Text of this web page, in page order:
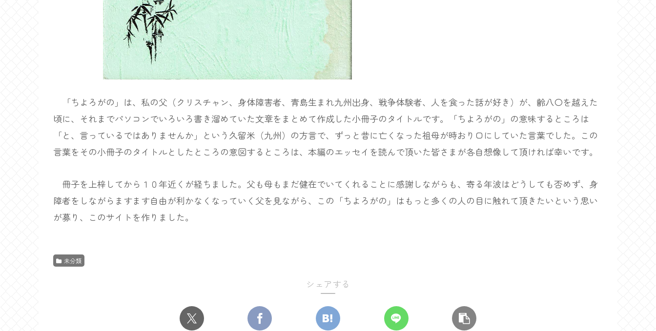
「ちよろがの」は、私の父（クリスチャン、身体障害者、青島生まれ九州出身、戦争体験者、人を食った話が好き）が、齢八〇を越えた
頃に、それまでパソコンでいろいろ書き溜めていた文章をまとめて作成した小冊子のタイトルです。「ちよろがの」の意味するところは
「と、言っているではありませんか」という久留米（九州）の方言で、ずっと昔に亡くなった祖母が時おり口にしていた言葉でした。この
言葉をその小冊子のタイトルとしたところの意図するところは、本編のエッセイを読んで頂いた皆さまが各自想像して頂ければ幸いです。
冊子を上梓してから１０年近くが経ちました。父も母もまだ健在でいてくれることに感謝しながらも、寄る年波はどうしても否めず、身
障者をしながらますます自由が利かなくなっていく父を見ながら、この「ちよろがの」はもっと多くの人の目に触れて頂きたいという思い
が募り、このサイトを作りました。
未分類
シェアする